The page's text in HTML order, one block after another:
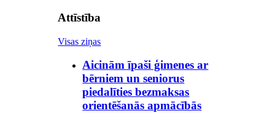
Attīstība
Visas ziņas
Aicinām īpaši ģimenes ar
bērniem un seniorus
piedalīties bezmaksas
orientēšanās apmācībās